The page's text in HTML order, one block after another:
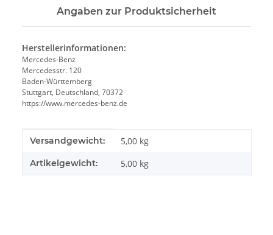
Angaben zur Produktsicherheit
Herstellerinformationen:
Mercedes-Benz
Mercedesstr. 120
Baden-Württemberg
Stuttgart, Deutschland, 70372
https://www.mercedes-benz.de
Produkteigenschaft
Wert
Versandgewicht: 5,00 kg
Artikelgewicht: 5,00 kg